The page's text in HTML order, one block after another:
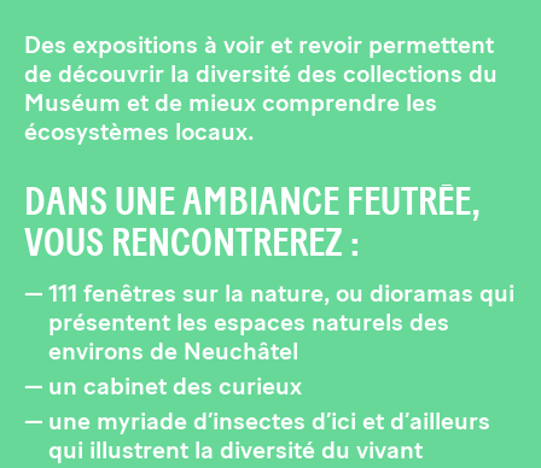
Des expositions à voir et revoir permettent
de découvrir la diversité des collections du
Muséum et de mieux comprendre les
écosystèmes locaux.
DANS UNE AMBIANCE FEUTRÉE,
VOUS RENCONTREREZ :
111 fenêtres sur la nature, ou dioramas qui
présentent les espaces naturels des
environs de Neuchâtel
un cabinet des curieux
une myriade d’insectes d’ici et d’ailleurs
qui illustrent la diversité du vivant